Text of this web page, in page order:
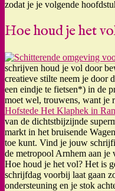
zodat je je volgende
Hoe houd je het
schrijven houd je vol door
creatieve stilte neem je door
een eindje te fietsen*) in de
moet wel, trouwens, want je
Hofstede Het Klaphek in
van de dichtstbijzijnde
markt in het bruisende
toe kunt. Vind je jouw
de metropool Arnhem aan je
Hoe houd je het vol? Het is
schrijfdag voorbij laat gaan
ondersteuning en je stok